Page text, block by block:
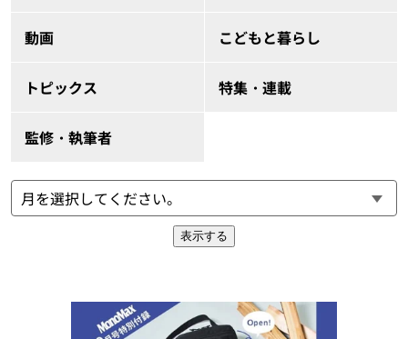
動画 こどもと暮らし
トピックス 特集・連載
監修・執筆者
表示する